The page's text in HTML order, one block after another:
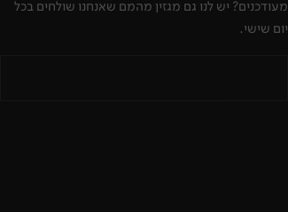
מעודכנים? יש לנו גם מגזין מהמם שאנחנו שולחים בכל
יום שישי.